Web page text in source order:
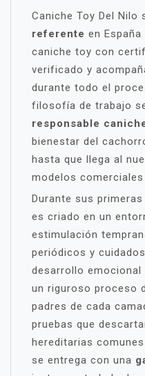
Caniche Toy Del Nilo
referente en
caniche toy con
verificado y
durante todo el
filosofía de trabajo
responsable
bienestar del
hasta que llega al
modelos
Durante sus
es criado en un
estimulación
periódicos y
desarrollo emocional
un riguroso proceso
padres de cada
pruebas que
hereditarias
se entrega con una